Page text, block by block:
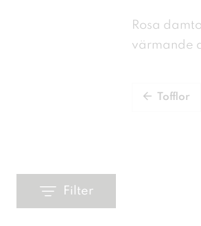
Rosa
värmande
Tofflor
Filter